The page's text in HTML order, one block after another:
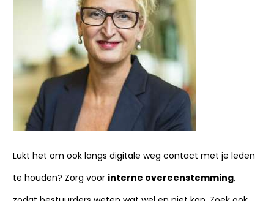
Lukt het om ook langs digitale weg contact met je leden
te houden? Zorg voor interne overeenstemming,